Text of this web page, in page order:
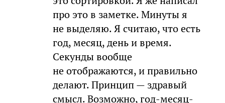
про это в заметке. Минуты я
не выделяю. Я считаю, что есть
год, месяц, день и время.
Секунды вообще
не отображаются, и правильно
делают. Принцип — здравый
смысл. Возможно, год-месяц-